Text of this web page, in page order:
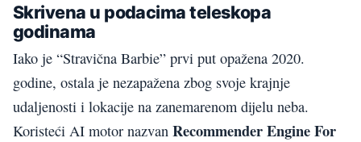
Skrivena u podacima teleskopa
godinama
Iako je “Stravična Barbie” prvi put opažena 2020.
godine, ostala je nezapažena zbog svoje krajnje
udaljenosti i lokacije na zanemarenom dijelu neba.
Koristeći AI motor nazvan Recommender Engine For